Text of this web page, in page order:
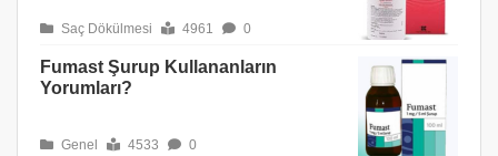
Saç Dökülmesi 4961 0
Fumast Şurup Kullananların
Yorumları?
Genel 4533 0